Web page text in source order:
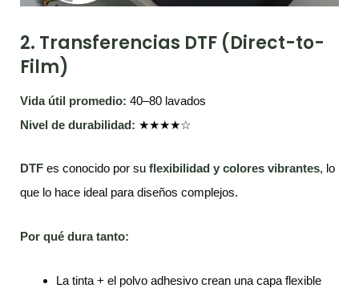
2. Transferencias DTF (Direct-to-
Film)
Vida útil promedio: 40–80 lavados
Nivel de durabilidad: ★★★★☆
DTF es conocido por su flexibilidad y colores vibrantes, lo
que lo hace ideal para diseños complejos.
Por qué dura tanto:
La tinta + el polvo adhesivo crean una capa flexible